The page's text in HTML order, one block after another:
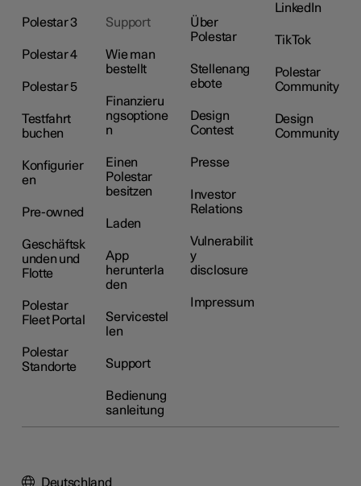
Polestar 3
Polestar 4
Polestar 5
Testfahrt
buchen
Konfigurier
en
Pre-owned
Geschäftsk
unden und
Flotte
Polestar
Fleet Portal
Polestar
Standorte
Support
Wie man
bestellt
Finanzieru
ngsoptione
n
Einen
Polestar
besitzen
Laden
App
herunterla
den
Servicestel
len
Support
Bedienung
sanleitung
Über
Polestar
Stellenang
ebote
Design
Contest
Presse
Investor
Relations
Vulnerabilit
y
disclosure
Impressum
LinkedIn
TikTok
Polestar
Community
Design
Community
Deutschland